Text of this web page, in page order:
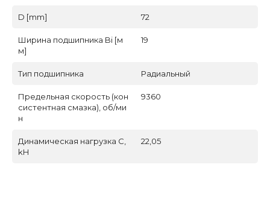
D [mm] 72
Ширина подшипника Bi [м
м]
19
Тип подшипника Радиальный
Предельная скорость (кон
систентная смазка), об/ми
н
9360
Динамическая нагрузка C,
kН
22,05